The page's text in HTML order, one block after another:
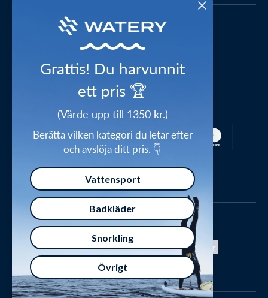
Videostudio
Shop the look
Inspirations universum
Ge bort ett presentkort
Försäkran om överensstämmelse
Press
Waterylife – Guider från experter
Integritetspolicy
Handelsvillkor
1-2 dagars leverans
Säker betalning
Grattis! Du harvunnit
ett pris 🏆
(Värde upp till 1350 kr.)
Berätta vilken kategori du letar efter
och avslöja ditt pris. 👇
Vattensport
Badkläder
Snorkling
Övrigt